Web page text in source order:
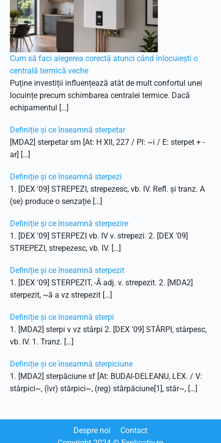
Cum să faci alegerea corectă atunci când înlocuiești o
centrală termică veche
Puține investiții influențează atât de mult confortul unei
locuințe precum schimbarea centralei termice. Dacă
echipamentul […]
Definiție și ce înseamnă sterpetar
[MDA2] sterpetar sm [At: H XII, 227 / Pl: ~i / E: sterpet + -
ar] […]
Definiție și ce înseamnă sterpezi
1. [DEX '09] STREPEZI, strepezesc, vb. IV. Refl. și tranz. A
(se) produce o senzație […]
Definiție și ce înseamnă sterpezire
1. [DEX '09] STERPEZI vb. IV v. strepezi. 2. [DEX '09]
STREPEZI, strepezesc, vb. IV. […]
Definiție și ce înseamnă sterpezit
1. [DEX '09] STERPEZIT, -Ă adj. v. strepezit. 2. [MDA2]
sterpezit, ~ă a vz strepezit […]
Definiție și ce înseamnă sterpi
1. [MDA2] sterpi v vz stârpi 2. [DEX '09] STÂRPI, stârpesc,
vb. IV. 1. Tranz. […]
Definiție și ce înseamnă sterpiciune
1. [MDA2] sterpăciune sf [At: BUDAI-DELEANU, LEX. / V:
stârpici~, (îvr) stărpici~, (reg) stărpăciune[1], stăr~, […]
Despre noi
Contact